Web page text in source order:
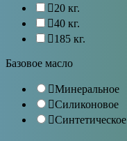
20 кг.
40 кг.
185 кг.
Базовое масло
Минеральное
Силиконовое
Синтетическое